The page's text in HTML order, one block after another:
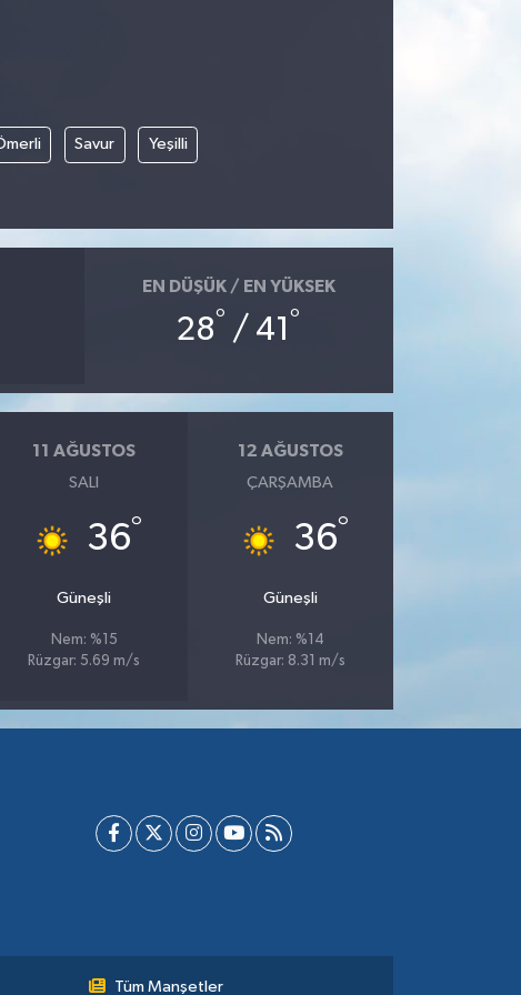
Savur Yeşilli
EN DÜŞÜK / EN YÜKSEK
28° / 41 °
11 AĞUSTOS
SALI
36°
Güneşli
Nem: %15
Rüzgar: 5.69 m/s
12 AĞUSTOS
ÇARŞAMBA
36°
Güneşli
Nem: %14
Rüzgar: 8.31 m/s
Tüm Manşetler